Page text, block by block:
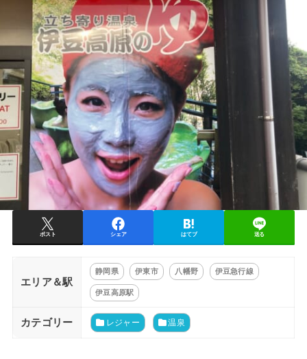
ポスト シェア はてブ 送る
エリア＆駅
静岡県 伊東市 八幡野 伊豆急行線
伊豆高原駅
カテゴリー レジャー 温泉